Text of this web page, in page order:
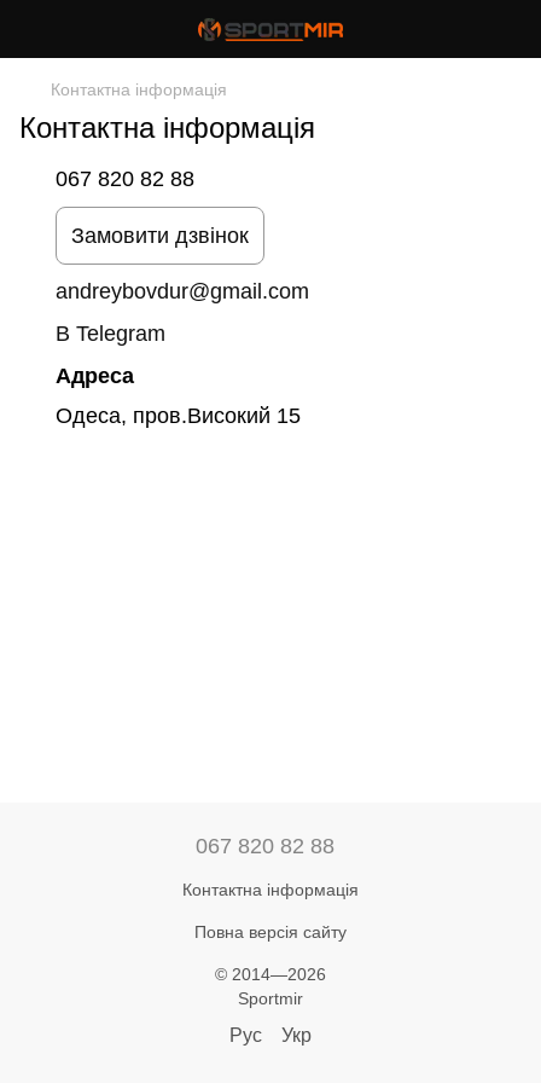
Контактна інформація
Контактна інформація
067 820 82 88
Замовити дзвінок
andreybovdur@gmail.com
В Telegram
Адреса
Одеса, пров.Високий 15
067 820 82 88
Контактна інформація
Повна версія сайту
© 2014—2026
Sportmir
Рус Укр